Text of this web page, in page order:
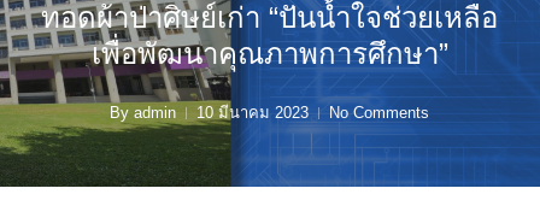
ทอดผ้าป่าศิษย์เก่า “ปันน้ำใจช่วยเหลือ
เพื่อพัฒนาคุณภาพการศึกษา”
By admin 10 มีนาคม 2023 No Comments